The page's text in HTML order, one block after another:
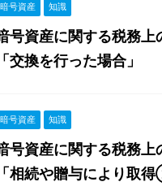
暗号資産 知識
号資産に関する税務上
「交換を行った場合」
暗号資産 知識
号資産に関する税務上
「相続や贈与により取